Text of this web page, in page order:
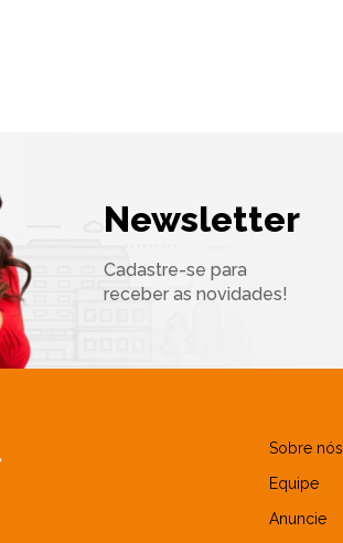
Newsletter
Cadastre-se para
receber as novidades!
Sobre nós
Equipe
Anuncie